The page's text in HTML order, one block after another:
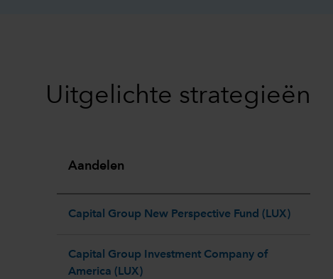
Uitgelichte strategieën
Aandelen
Capital Group New Perspective Fund (LUX)​
Capital Group Investment Company of
America (LUX)